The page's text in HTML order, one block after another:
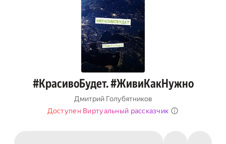
#КрасивоБудет. #ЖивиКакНужно
Дмитрий Голубятников
Доступен Виртуальный рассказчик